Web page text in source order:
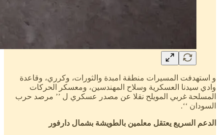
و استهدفت المسيرات منطقة امبدة والثورات، وكرري، وقاعدة
وادي سيدنا العسكرية وسلاح المهندسين، ومعسكر الحركات
المسلحة غربي المويلح نقلا عن مصدر عسكري ل ’’ مرصد حرب
السودان ‘‘.
الدعم السريع يعتقل معلمين بالطويشة بشمال دارفور